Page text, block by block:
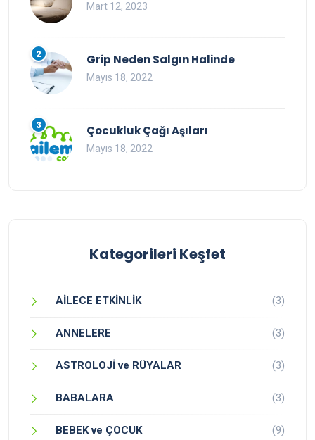
Mart 12, 2023
2 Grip Neden Salgın Halinde
Mayıs 18, 2022
3 Çocukluk Çağı Aşıları
Mayıs 18, 2022
Kategorileri Keşfet
AİLECE ETKİNLİK (3)
ANNELERE (3)
ASTROLOJİ ve RÜYALAR (3)
BABALARA (3)
BEBEK ve ÇOCUK (9)